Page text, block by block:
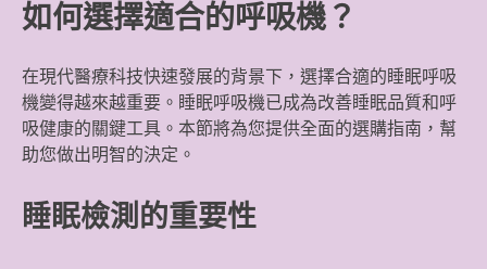
如何選擇適合的呼吸機？
在現代醫療科技快速發展的背景下，選擇合適的睡眠呼吸
機變得越來越重要。睡眠呼吸機已成為改善睡眠品質和呼
吸健康的關鍵工具。本節將為您提供全面的選購指南，幫
助您做出明智的決定。
睡眠檢測的重要性